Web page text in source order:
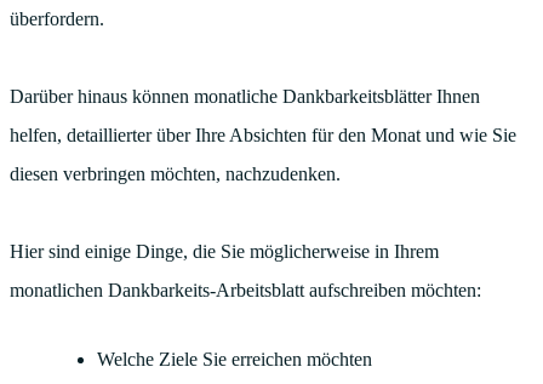
überfordern.
Darüber hinaus können monatliche Dankbarkeitsblätter Ihnen
helfen, detaillierter über Ihre Absichten für den Monat und wie Sie
diesen verbringen möchten, nachzudenken.
Hier sind einige Dinge, die Sie möglicherweise in Ihrem
monatlichen Dankbarkeits-Arbeitsblatt aufschreiben möchten:
Welche Ziele Sie erreichen möchten